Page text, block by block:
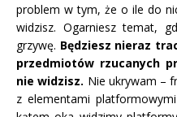
problem w tym, że o ile do
widzisz. Ogarniesz temat,
grzywę. Będziesz nieraz
przedmiotów rzucanych
nie widzisz. Nie ukrywam –
z elementami